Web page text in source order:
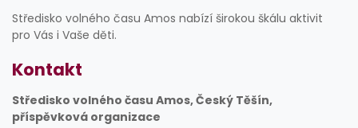
Středisko volného času Amos nabízí širokou škálu aktivit
pro Vás i Vaše děti.
Kontakt
Středisko volného času Amos, Český Těšín,
příspěvková organizace